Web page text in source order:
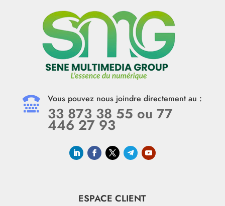
 Vous pouvez nous joindre directement au :
33 873 38 55 ou 77
446 27 93
ESPACE CLIENT